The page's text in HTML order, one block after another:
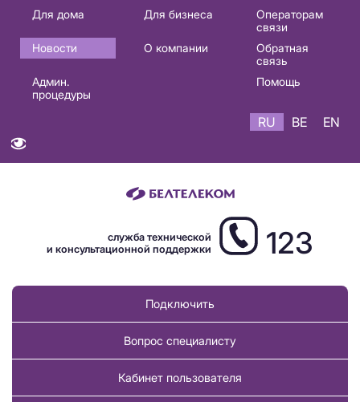
Основная
навигация
RU
Для дома Для бизнеса
Операторам
связи
Новости
О компании
Обратная
связь
Админ.
процедуры
Помощь
RU BE EN
служба технической
и консультационной поддержки
123
Подключить
Вопрос специалисту
Кабинет пользователя